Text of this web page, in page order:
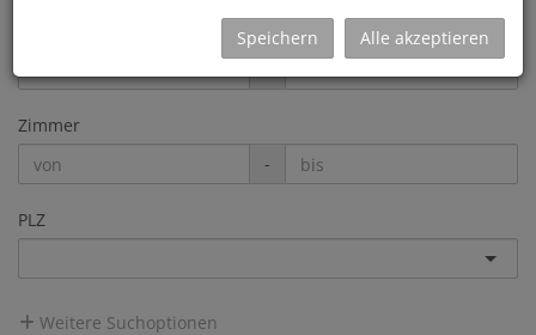
Zimmer
-
PLZ
Weitere Suchoptionen
Speichern Alle akzeptieren